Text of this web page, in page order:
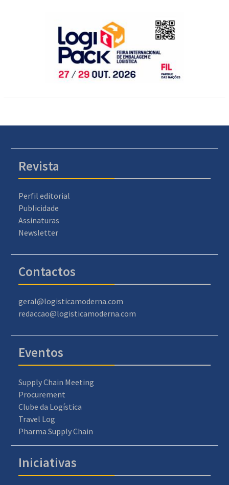
Revista
Perfil editorial
Publicidade
Assinaturas
Newsletter
Contactos
geral@logisticamoderna.com
redaccao@logisticamoderna.com
Eventos
Supply Chain Meeting
Procurement
Clube da Logística
Travel Log
Pharma Supply Chain
Iniciativas